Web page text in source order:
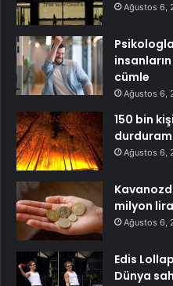
Ağustos 6,
cümle
Ağustos 6,
150 bin
Ağustos 6,
milyon
Ağustos 6,
Edis
Dünya